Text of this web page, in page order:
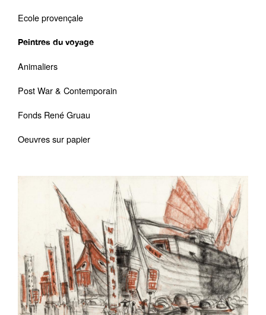
Ecole provençale
Peintres du voyage
Animaliers
Post War & Contemporain
Fonds René Gruau
Oeuvres sur papier